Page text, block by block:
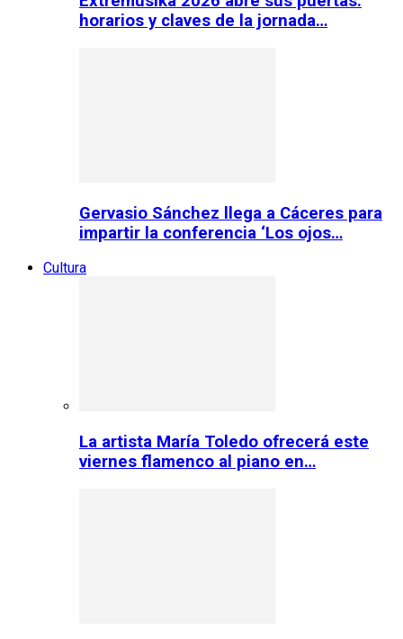
horarios y claves de la jornada…
Gervasio Sánchez llega a Cáceres para
impartir la conferencia ‘Los ojos…
Cultura
La artista María Toledo ofrecerá este
viernes flamenco al piano en…